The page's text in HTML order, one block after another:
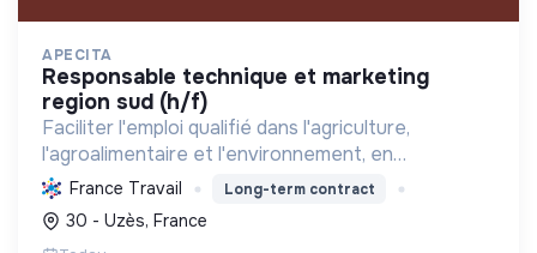
APECITA
responsable technique et marketing
region sud (h/f)
Faciliter l'emploi qualifié dans l'agriculture,
l'agroalimentaire et l'environnement, en
promouvant l'agroécologie et les biosolutions pour
une transition durable et respectueuse de la
nature.
France Travail Long-term contract
30 - Uzès, France